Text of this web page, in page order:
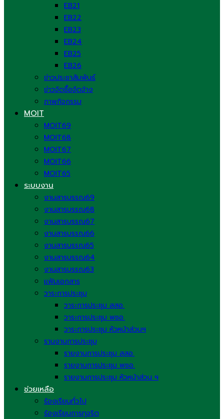
EB21
EB22
EB23
EB24
EB25
EB26
ข่าวประชาสัมพันธ์
ข่าวจัดซื้อจัดจ้าง
ภาพกิจกรรม
MOIT
MOIT69
MOIT68
MOIT67
MOIT66
MOIT65
ระบบงาน
งานสารบรรณ69
งานสารบรรณ68
งานสารบรรณ67
งานสารบรรณ66
งานสารบรรณ65
งานสารบรรณ64
งานสารบรรณ63
แฟ้มเอกสาร
วาระการประชุม
วาระการประชุม สสอ.
วาระการประชุม พชอ.
วาระการประชุม หัวหน้าส่วนฯ
รานงานการประชุม
รายงานการประชุม สสอ.
รายงานการประชุม พชอ.
รายงานการประชุม หัวหน้าส่วน ฯ
ช่วยเหลือ
ร้องเรียนทั่วไป
ร้องเรียนการทุจริต